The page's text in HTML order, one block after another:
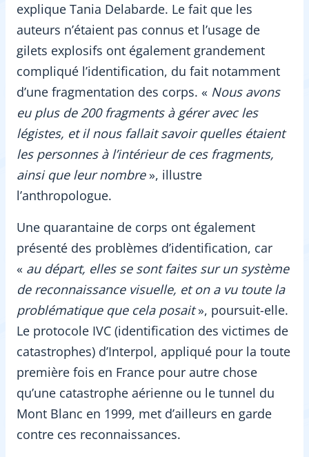
explique Tania Delabarde. Le fait que les
auteurs n’étaient pas connus et l’usage de
gilets explosifs ont également grandement
compliqué l’identification, du fait notamment
d’une fragmentation des corps. « Nous avons
eu plus de 200 fragments à gérer avec les
légistes, et il nous fallait savoir quelles étaient
les personnes à l’intérieur de ces fragments,
ainsi que leur nombre», illustre
l’anthropologue.
Une quarantaine de corps ont également
présenté des problèmes d’identification, car
« au départ, elles se sont faites sur un système
de reconnaissance visuelle, et on a vu toute la
problématique que cela posait», poursuit-elle.
Le protocole IVC (identification des victimes de
catastrophes) d’Interpol, appliqué pour la toute
première fois en France pour autre chose
qu’une catastrophe aérienne ou le tunnel du
Mont Blanc en 1999, met d’ailleurs en garde
contre ces reconnaissances.